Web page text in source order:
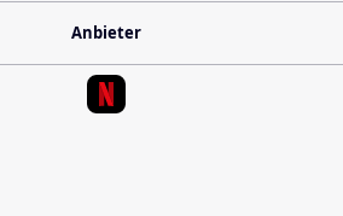
Anbieter